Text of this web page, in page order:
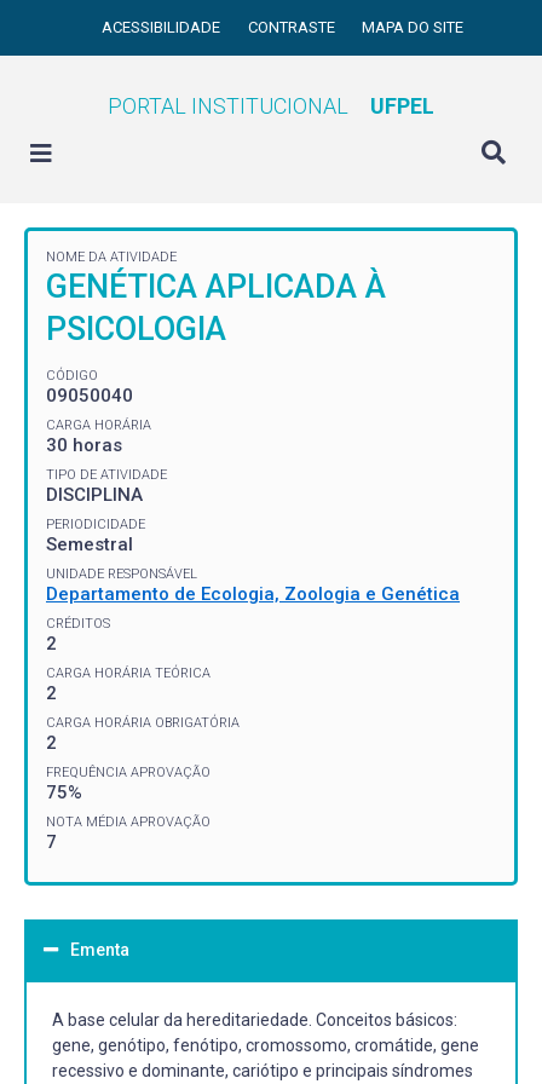
ACESSIBILIDADE CONTRASTE MAPA DO SITE
PORTAL INSTITUCIONAL UFPEL
NOME DA ATIVIDADE
GENÉTICA APLICADA À
PSICOLOGIA
CÓDIGO
09050040
CARGA HORÁRIA
30 horas
TIPO DE ATIVIDADE
DISCIPLINA
PERIODICIDADE
Semestral
UNIDADE RESPONSÁVEL
Departamento de Ecologia, Zoologia e Genética
CRÉDITOS
2
CARGA HORÁRIA TEÓRICA
2
CARGA HORÁRIA OBRIGATÓRIA
2
FREQUÊNCIA APROVAÇÃO
75%
NOTA MÉDIA APROVAÇÃO
7
Ementa
A base celular da hereditariedade. Conceitos básicos:
gene, genótipo, fenótipo, cromossomo, cromátide, gene
recessivo e dominante, cariótipo e principais síndromes